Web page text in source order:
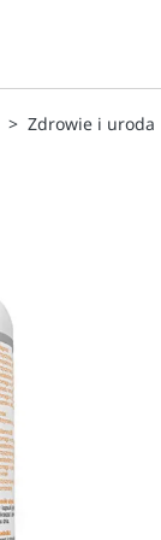
Zdrowie i uroda